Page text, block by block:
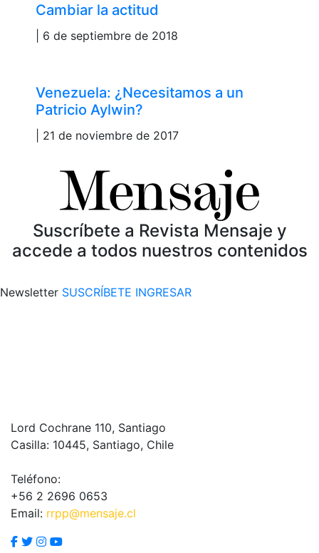
Cambiar la actitud
| 6 de septiembre de 2018
Venezuela: ¿Necesitamos a un
Patricio Aylwin?
| 21 de noviembre de 2017
Suscríbete a Revista Mensaje y
accede a todos nuestros contenidos
Newsletter SUSCRÍBETE INGRESAR
Lord Cochrane 110, Santiago
Casilla: 10445, Santiago, Chile
Teléfono:
+56 2 2696 0653
Email: rrpp@mensaje.cl